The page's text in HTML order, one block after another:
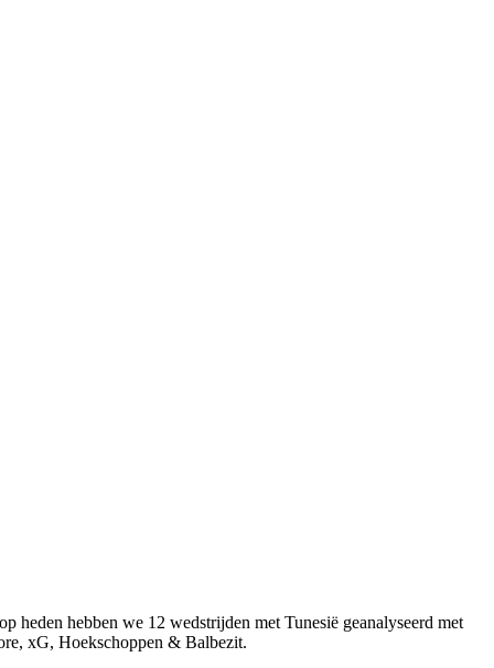
heden hebben we 12 wedstrijden met Tunesië geanalyseerd met
xG, Hoekschoppen & Balbezit.